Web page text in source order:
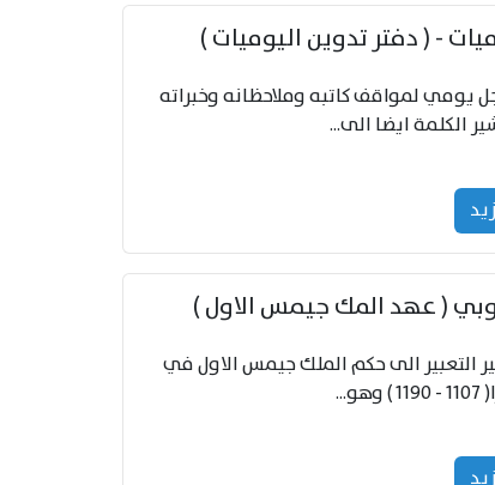
- ( دفتر تدوين اليوميات )
يومي لمواقف كاتبه وملاحظانه وخبراته
( عهد المك جيمس الاول )
التعبير الى حكم الملك جيمس الاول في